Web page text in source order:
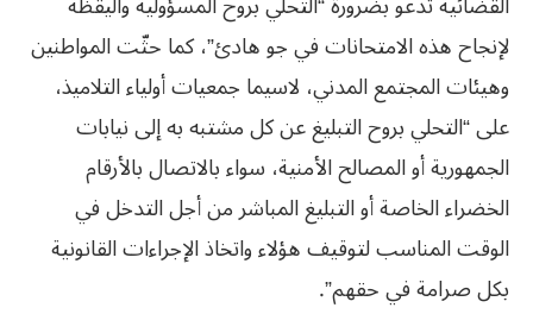
لإنجاح هذه الامتحانات في جو هادئ”، كما حثّت المواطنين
وهيئات المجتمع المدني، لاسيما جمعيات أولياء التلاميذ،
على “التحلي بروح التبليغ عن كل مشتبه به إلى نيابات
الجمهورية أو المصالح الأمنية، سواء بالاتصال بالأرقام
الخضراء الخاصة أو التبليغ المباشر من أجل التدخل في
الوقت المناسب لتوقيف هؤلاء واتخاذ الإجراءات القانونية
بكل صرامة في حقهم”.